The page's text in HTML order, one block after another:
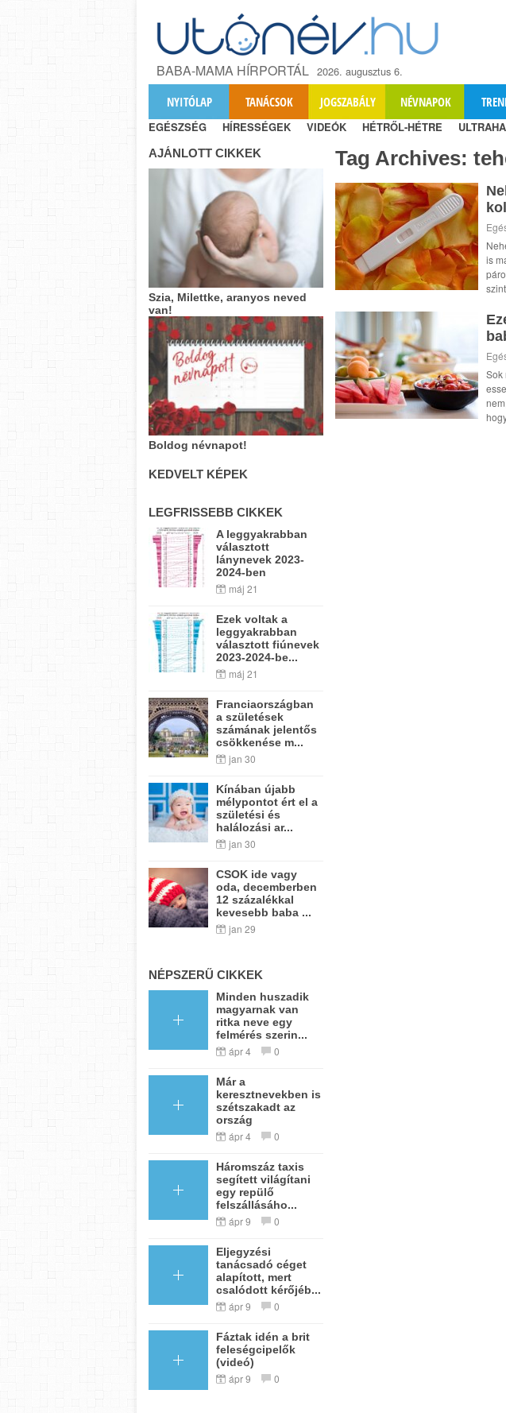
BABA-MAMA HÍRPORTÁL 2026. augusztus 6.
NYITÓLAP TANÁCSOK JOGSZABÁLY NÉVNAPOK
EGÉSZSÉG HÍRESSÉGEK VIDEÓK HÉTRŐL-HÉTRE
Tag Archives:
is
Sok
AJÁNLOTT CIKKEK
Szia, Milettke, aranyos neved
van!
Boldog névnapot!
KEDVELT KÉPEK
LEGFRISSEBB CIKKEK
A leggyakrabban
választott
lánynevek 2023-
2024-ben
máj 21
Ezek voltak a
leggyakrabban
választott fiúnevek
2023-2024-be...
máj 21
Franciaországban
a születések
számának jelentős
csökkenése m...
jan 30
Kínában újabb
mélypontot ért el a
születési és
halálozási ar...
jan 30
CSOK ide vagy
oda, decemberben
12 százalékkal
kevesebb baba ...
jan 29
NÉPSZERŰ CIKKEK
Minden huszadik
magyarnak van
ritka neve egy
felmérés szerin...
ápr 4 0
Már a
keresztnevekben is
szétszakadt az
ország
ápr 4 0
Háromszáz taxis
segített világítani
egy repülő
felszállásáho...
ápr 9 0
Eljegyzési
tanácsadó céget
alapított, mert
csalódott kérőjéb...
ápr 9 0
Fáztak idén a brit
feleségcipelők
(videó)
ápr 9 0